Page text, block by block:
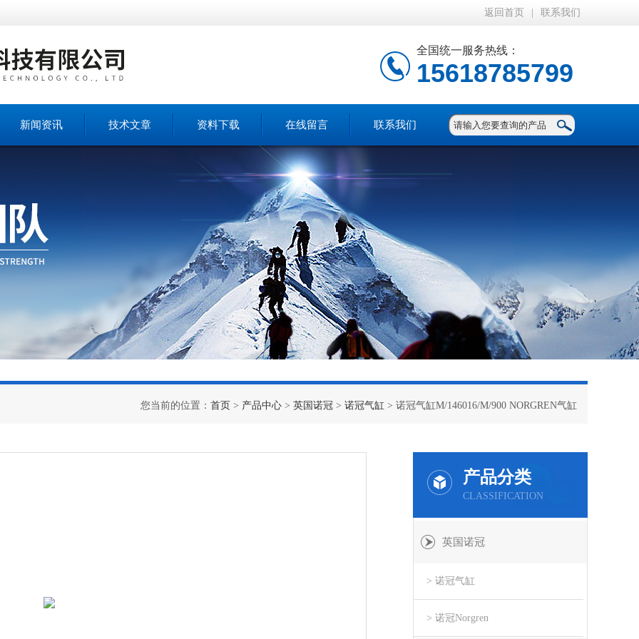
返回首页 联系我们
全国统一服务热线：
15618785799
新闻资讯 技术文章 资料下载 在线留言 联系我们
您当前的位置： 首页 > 产品中心 > 英国诺冠 > 诺冠气缸 > 诺冠气缸M/146016/M/900 NORGREN气缸
产品分类
CLASSIFICATION
英国诺冠
> 诺冠气缸
> 诺冠Norgren